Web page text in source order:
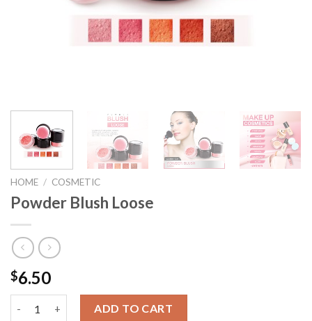
HOME / COSMETIC
Powder Blush Loose
$6.50
ADD TO CART